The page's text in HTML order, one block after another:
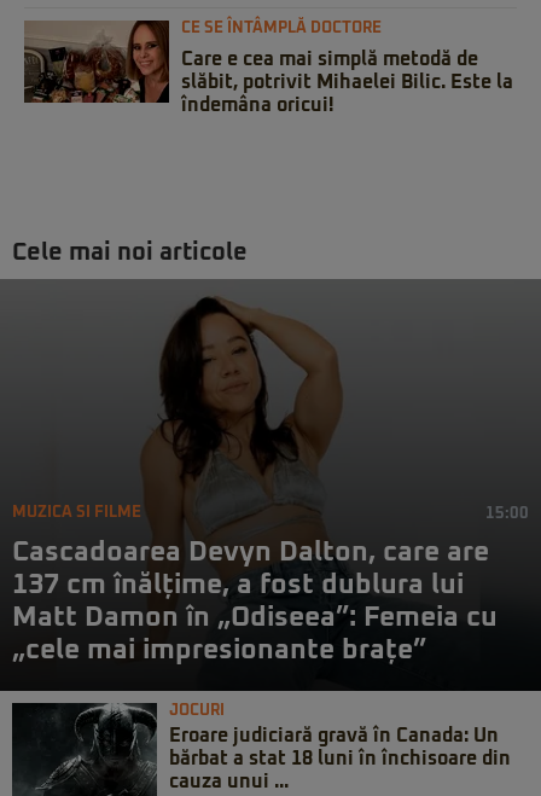
CE SE ÎNTÂMPLĂ DOCTORE
Care e cea mai simplă metodă de
slăbit, potrivit Mihaelei Bilic. Este la
îndemâna oricui!
Cele mai noi articole
MUZICA SI FILME 15:00
Cascadoarea Devyn Dalton, care are
137 cm înălțime, a fost dublura lui
Matt Damon în „Odiseea”: Femeia cu
„cele mai impresionante brațe”
JOCURI
Eroare judiciară gravă în Canada: Un
bărbat a stat 18 luni în închisoare din
cauza unui ...